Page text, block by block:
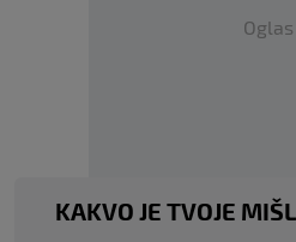
Oglas
KAKVO JE TVOJE